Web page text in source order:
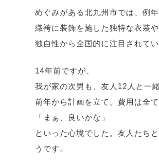
めぐみがある北九州市では、例
織袴に装飾を施した独特な衣装
独自性から全国的に注目されてい
14年前ですが、
我が家の次男も、友人12人と一
前年から計画を立て、費用は全
「まぁ、良いかな」
といった心境でした。友人たち
うです。